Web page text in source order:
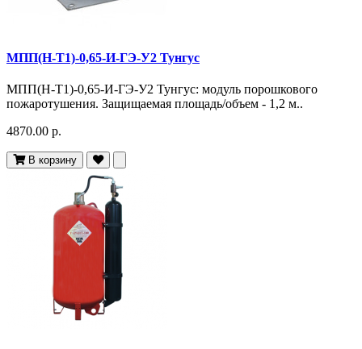
МПП(Н-Т1)-0,65-И-ГЭ-У2 Тунгус
МПП(Н-Т1)-0,65-И-ГЭ-У2 Тунгус: модуль порошкового
пожаротушения. Защищаемая площадь/объем - 1,2 м..
4870.00 р.
В корзину